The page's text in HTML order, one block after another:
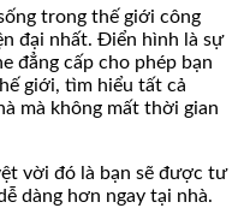
trong thế giới công
đại nhất. Điển hình là sự
đẳng cấp cho phép bạn
giới, tìm hiểu tất cả
mà không mất thời gian
vời đó là bạn sẽ được tư
dàng hơn ngay tại nhà.